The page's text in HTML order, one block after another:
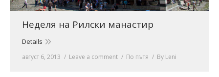
Неделя на Рилски манастир
Details
август 6, 2013 Leave a comment По пътя By Leni